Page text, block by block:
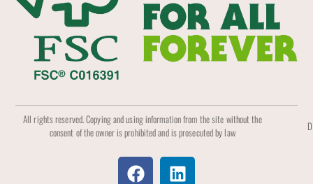
All rights reserved. Copying and using information from the site without the
consent of the owner is prohibited and is prosecuted by law